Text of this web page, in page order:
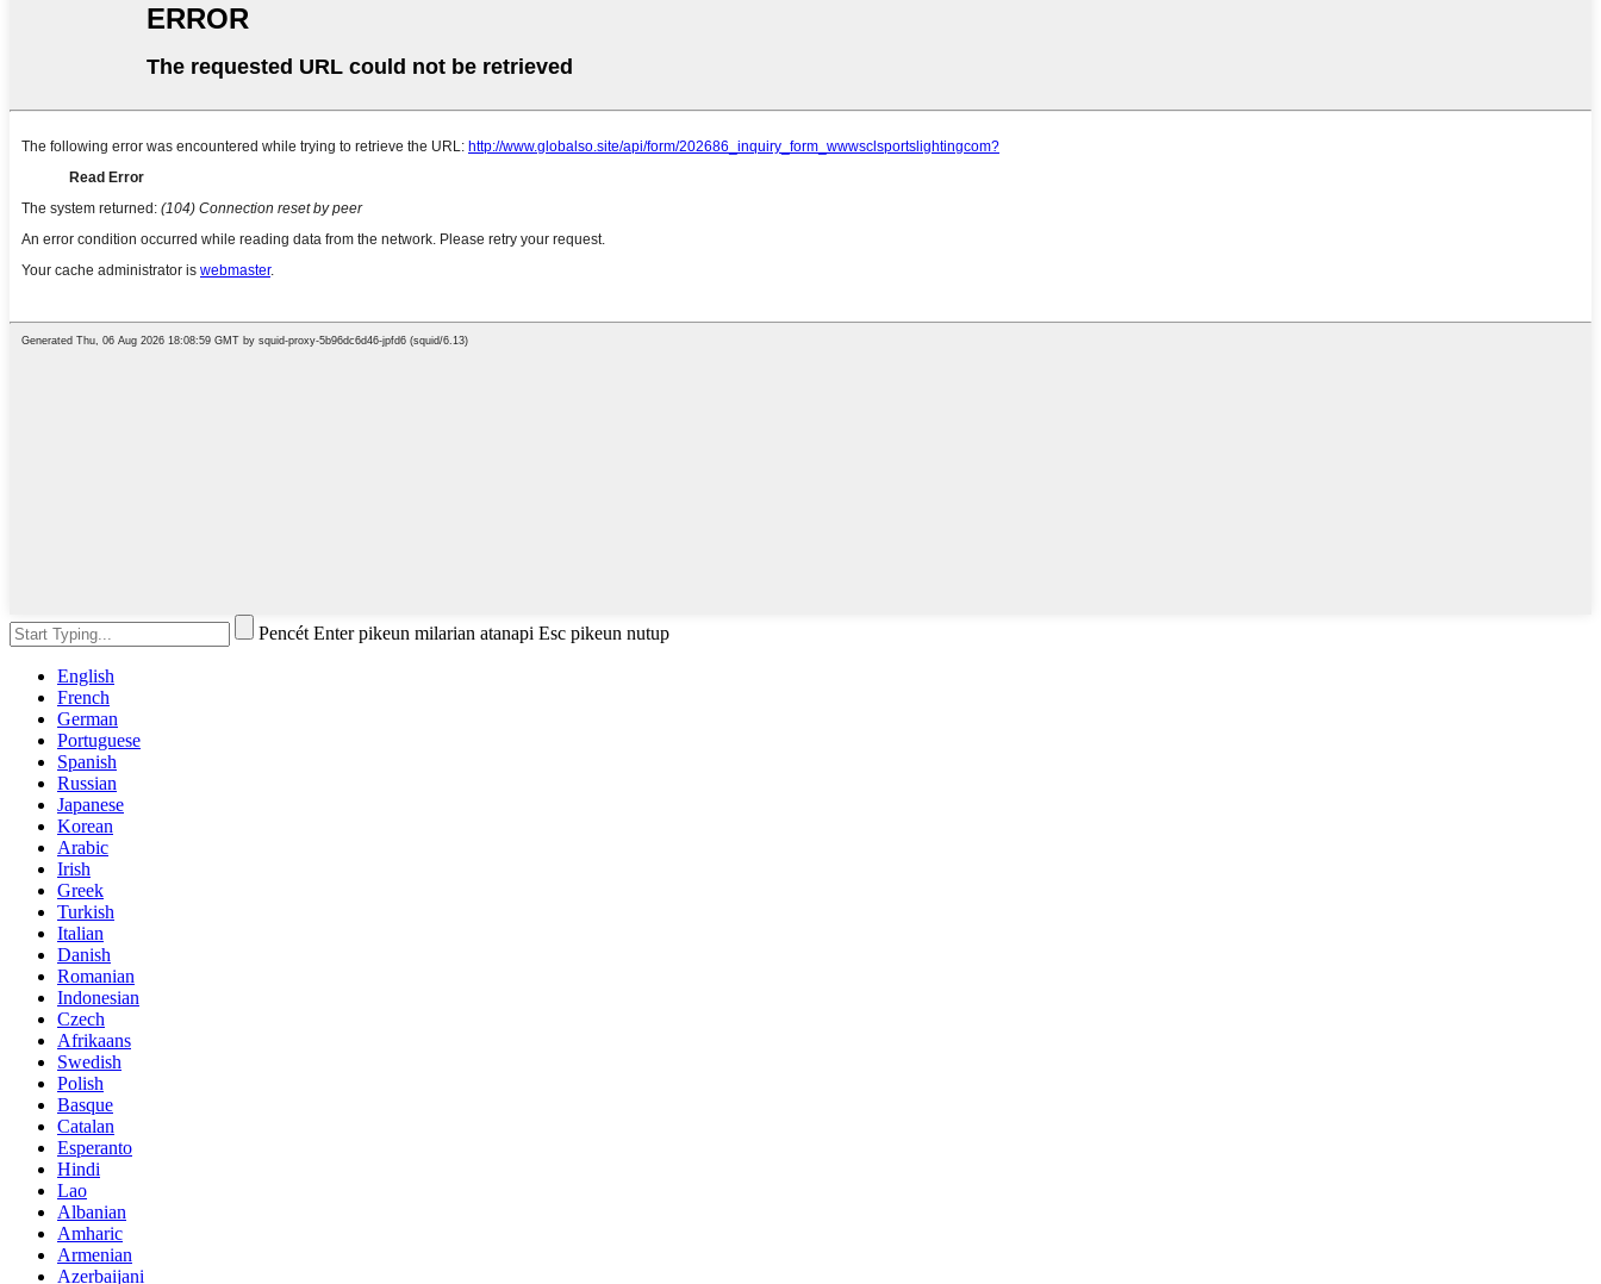
Pencét Enter pikeun milarian atanapi Esc pikeun nutup
English
French
German
Portuguese
Spanish
Russian
Japanese
Korean
Arabic
Irish
Greek
Turkish
Italian
Danish
Romanian
Indonesian
Czech
Afrikaans
Swedish
Polish
Basque
Catalan
Esperanto
Hindi
Lao
Albanian
Amharic
Armenian
Azerbaijani